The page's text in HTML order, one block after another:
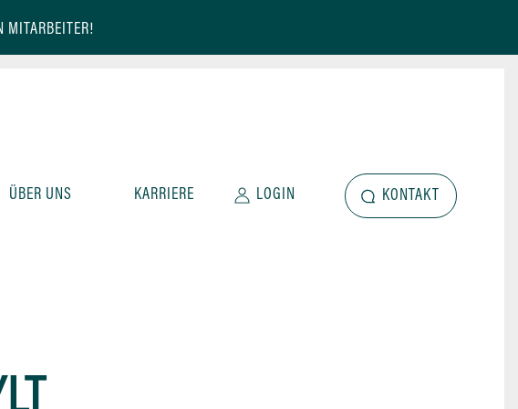
MITARBEITER!
ÜBER UNS KARRIERE LOGIN KONTAKT